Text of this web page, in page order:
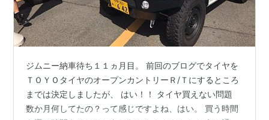
ジムニー納車待ち１１ヵ月目。 前回のブログでタイヤを
ＴＯＹＯタイヤのオープンカントリーＲ/Ｔにするところ
までは決定しましたが、 はい！！ タイヤ買えない問題
数か月何してたの？って感じですよね、はい。 買う時間